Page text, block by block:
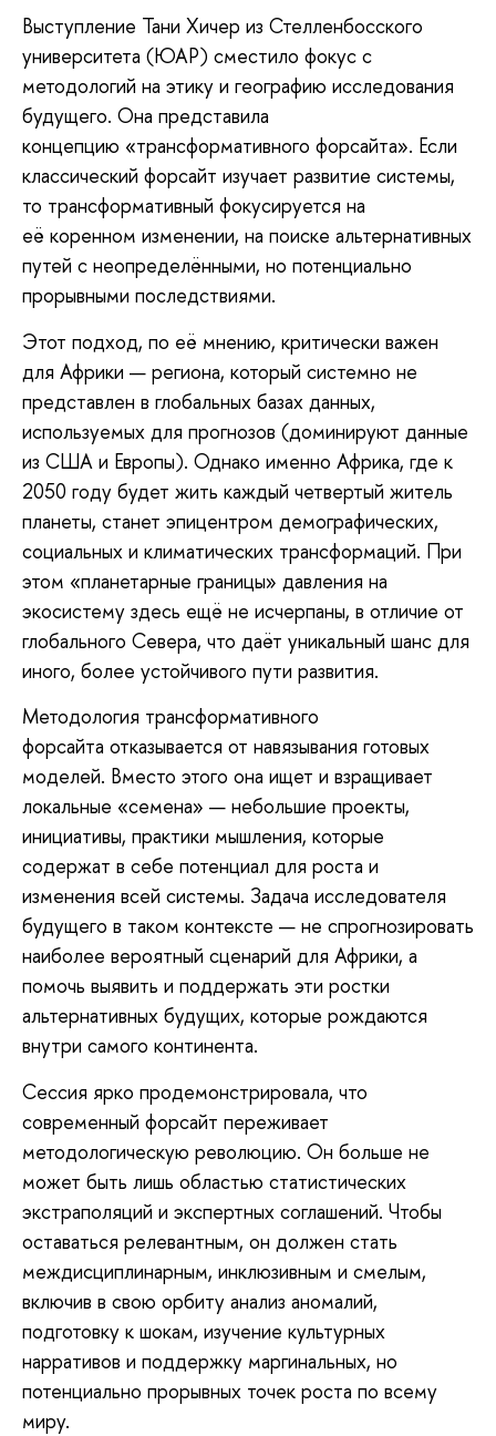
Выступление Тани Хичер из Стелленбосского
университета (ЮАР) сместило фокус с
методологий на этику и географию исследования
будущего. Она представила
концепцию «трансформативного форсайта». Если
классический форсайт изучает развитие системы,
то трансформативный фокусируется на
её коренном изменении, на поиске альтернативных
путей с неопределёнными, но потенциально
прорывными последствиями.
Этот подход, по её мнению, критически важен
для Африки — региона, который системно не
представлен в глобальных базах данных,
используемых для прогнозов (доминируют данные
из США и Европы). Однако именно Африка, где к
2050 году будет жить каждый четвертый житель
планеты, станет эпицентром демографических,
социальных и климатических трансформаций. При
этом «планетарные границы» давления на
экосистему здесь ещё не исчерпаны, в отличие от
глобального Севера, что даёт уникальный шанс для
иного, более устойчивого пути развития.
Методология трансформативного
форсайта отказывается от навязывания готовых
моделей. Вместо этого она ищет и взращивает
локальные «семена» — небольшие проекты,
инициативы, практики мышления, которые
содержат в себе потенциал для роста и
изменения всей системы. Задача исследователя
будущего в таком контексте — не спрогнозировать
наиболее вероятный сценарий для Африки, а
помочь выявить и поддержать эти ростки
альтернативных будущих, которые рождаются
внутри самого континента.
Сессия ярко продемонстрировала, что
современный форсайт переживает
методологическую революцию. Он больше не
может быть лишь областью статистических
экстраполяций и экспертных соглашений. Чтобы
оставаться релевантным, он должен стать
междисциплинарным, инклюзивным и смелым,
включив в свою орбиту анализ аномалий,
подготовку к шокам, изучение культурных
нарративов и поддержку маргинальных, но
потенциально прорывных точек роста по всему
миру.